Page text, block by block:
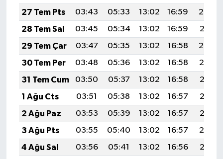
27 Tem Pts
03:43 05:33 13:02 16:59
20:22
28 Tem Sal
03:45 05:34 13:02 16:59
20:21
29 Tem Çar
03:47 05:35 13:02 16:58
20:20
30 Tem Per
03:48 05:36 13:02 16:58
20:19
31 Tem Cum
03:50 05:37 13:02 16:58
20:17
1 Ağu Cts
03:51 05:38 13:02 16:57
20:16
2 Ağu Paz
03:53 05:39 13:02 16:57
20:15
3 Ağu Pts
03:55 05:40 13:02 16:57
20:14
4 Ağu Sal
03:56 05:41 13:02 16:56
20:13